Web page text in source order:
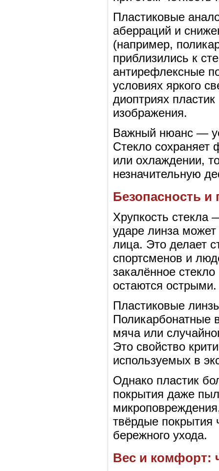
Пластиковые
аберраций и
(например,
приблизились к
антирефлексные
условиях яркого
диоптриях
изображения.
Важный нюанс —
Стекло сохраняет
или охлаждении,
незначительную
Безопасность
Хрупкость стекла
ударе линза может
лица. Это делает
спортсменов и
закалённое
остаются острыми.
Пластиковые
Поликарбонатные
мяча или
Это свойство
используемых в
Однако пластик
покрытия даже
твёрдые покрытия
бережного ухода.
Вес и комфорт: